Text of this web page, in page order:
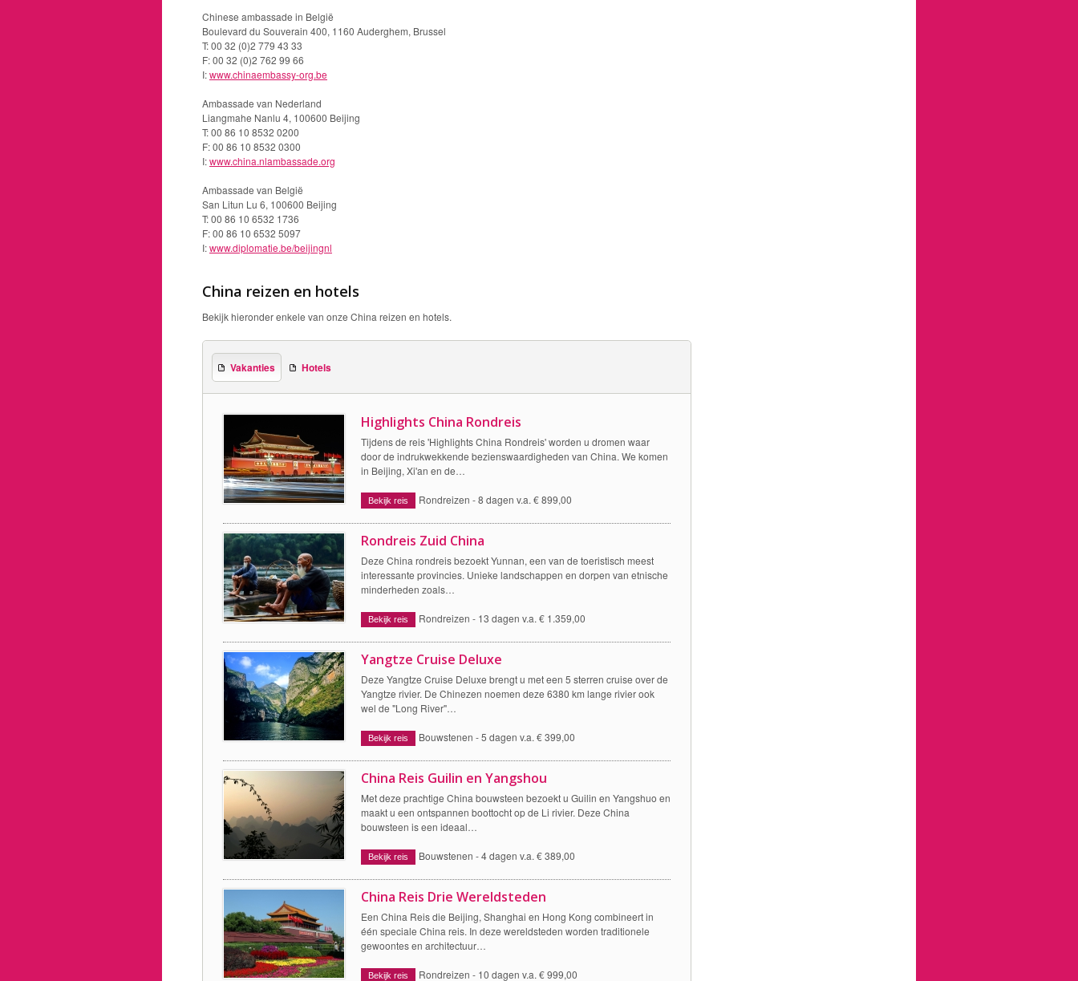
Chinese ambassade in België
Boulevard du Souverain 400, 1160 Auderghem, Brussel
T: 00 32 (0)2 779 43 33
F: 00 32 (0)2 762 99 66
I:www.chinaembassy-org.be
Ambassade van Nederland
Liangmahe Nanlu 4, 100600 Beijing
T: 00 86 10 8532 0200
F: 00 86 10 8532 0300
I:www.china.nlambassade.org
Ambassade van België
San Litun Lu 6, 100600 Beijing
T: 00 86 10 6532 1736
F: 00 86 10 6532 5097
I:www.diplomatie.be/beijingnl
China reizen en hotels
Bekijk hieronder enkele van onze China reizen en hotels.
Vakanties Hotels
Highlights China Rondreis
Tijdens de reis 'Highlights China Rondreis' worden u dromen waar
door de indrukwekkende bezienswaardigheden van China. We komen
in Beijing, Xi'an en de…
Bekijk reis Rondreizen -8 dagen v.a. € 899,00
Rondreis Zuid China
Deze China rondreis bezoekt Yunnan, een van de toeristisch meest
interessante provincies. Unieke landschappen en dorpen van etnische
minderheden zoals…
Bekijk reis Rondreizen - 13 dagen v.a. € 1.359,00
Yangtze Cruise Deluxe
Deze Yangtze Cruise Deluxe brengt u met een 5 sterren cruise over de
Yangtze rivier. De Chinezen noemen deze 6380 km lange rivier ook
wel de "Long River"…
Bekijk reis Bouwstenen -5 dagen v.a. € 399,00
China Reis Guilin en Yangshou
Met deze prachtige China bouwsteen bezoekt u Guilin en Yangshuo en
maakt u een ontspannen boottocht op de Li rivier. Deze China
bouwsteen is een ideaal…
Bekijk reis Bouwstenen -4 dagen v.a. € 389,00
China Reis Drie Wereldsteden
Een China Reis die Beijing, Shanghai en Hong Kong combineert in
één speciale China reis. In deze wereldsteden worden traditionele
gewoontes en architectuur…
Bekijk reis Rondreizen - 10 dagen v.a. € 999,00